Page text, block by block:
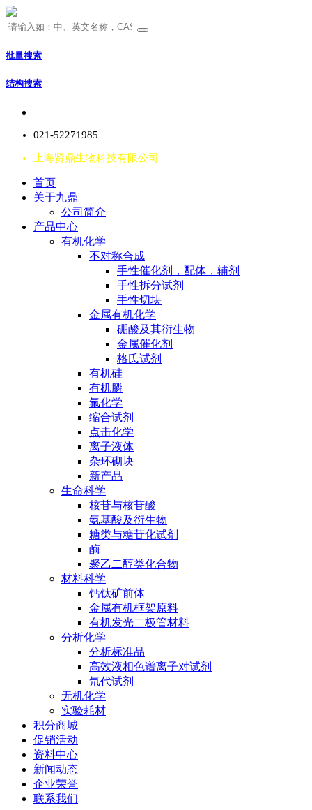
批量搜索
结构搜索
021-52271985
上海贤鼎生物科技有限公司
首页
关于九鼎
公司简介
产品中心
有机化学
不对称合成
手性催化剂，配体，辅剂
手性拆分试剂
手性切块
金属有机化学
硼酸及其衍生物
金属催化剂
格氏试剂
有机硅
有机膦
氟化学
缩合试剂
点击化学
离子液体
杂环砌块
新产品
生命科学
核苷与核苷酸
氨基酸及衍生物
糖类与糖苷化试剂
酶
聚乙二醇类化合物
材料科学
钙钛矿前体
金属有机框架原料
有机发光二极管材料
分析化学
分析标准品
高效液相色谱离子对试剂
氘代试剂
无机化学
实验耗材
积分商城
促销活动
资料中心
新闻动态
企业荣誉
联系我们